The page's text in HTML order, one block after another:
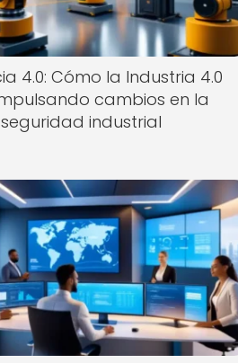
4.0: Cómo la Industria 4.0
cambios en la
seguridad industrial